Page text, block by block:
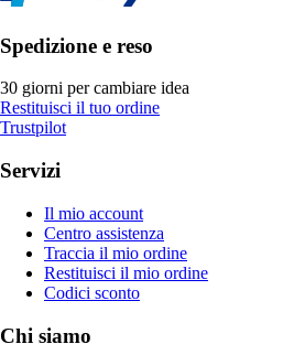
Spedizione e reso
30 giorni per cambiare idea
Restituisci il tuo ordine
Trustpilot
Servizi
Il mio account
Centro assistenza
Traccia il mio ordine
Restituisci il mio ordine
Codici sconto
Chi siamo